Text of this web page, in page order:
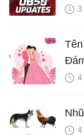
3
là 4
4